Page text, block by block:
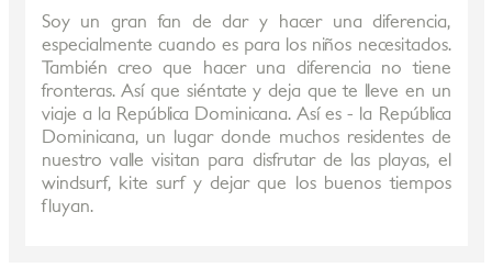
Soy un gran fan de dar y hacer una diferencia,
especialmente cuando es para los niños necesitados.
También creo que hacer una diferencia no tiene
fronteras. Así que siéntate y deja que te lleve en un
viaje a la República Dominicana. Así es - la República
Dominicana, un lugar donde muchos residentes de
nuestro valle visitan para disfrutar de las playas, el
windsurf, kite surf y dejar que los buenos tiempos
fluyan.